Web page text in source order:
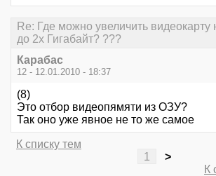
Re: Где можно увеличить видеокарту
до 2х Гигабайт? ???
Карабас
12 - 12.01.2010 - 18:37
(8)
Это отбор видеопямяти из ОЗУ?
Так оно уже явное не то же самое
К списку тем
1
>
К